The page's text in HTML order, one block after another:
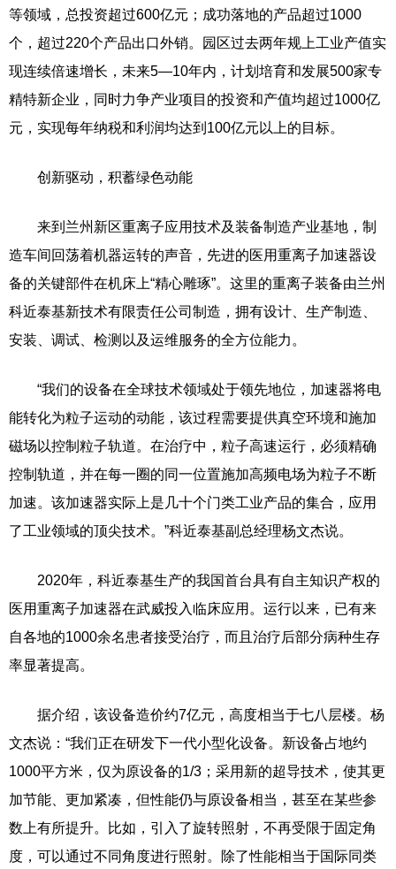
等领域，总投资超过600亿元；成功落地的产品超过1000
个，超过220个产品出口外销。园区过去两年规上工业产值实
现连续倍速增长，未来5—10年内，计划培育和发展500家专
精特新企业，同时力争产业项目的投资和产值均超过1000亿
元，实现每年纳税和利润均达到100亿元以上的目标。
创新驱动，积蓄绿色动能
来到兰州新区重离子应用技术及装备制造产业基地，制
造车间回荡着机器运转的声音，先进的医用重离子加速器设
备的关键部件在机床上“精心雕琢”。这里的重离子装备由兰州
科近泰基新技术有限责任公司制造，拥有设计、生产制造、
安装、调试、检测以及运维服务的全方位能力。
“我们的设备在全球技术领域处于领先地位，加速器将电
能转化为粒子运动的动能，该过程需要提供真空环境和施加
磁场以控制粒子轨道。在治疗中，粒子高速运行，必须精确
控制轨道，并在每一圈的同一位置施加高频电场为粒子不断
加速。该加速器实际上是几十个门类工业产品的集合，应用
了工业领域的顶尖技术。”科近泰基副总经理杨文杰说。
2020年，科近泰基生产的我国首台具有自主知识产权的
医用重离子加速器在武威投入临床应用。运行以来，已有来
自各地的1000余名患者接受治疗，而且治疗后部分病种生存
率显著提高。
据介绍，该设备造价约7亿元，高度相当于七八层楼。杨
文杰说：“我们正在研发下一代小型化设备。新设备占地约
1000平方米，仅为原设备的1/3；采用新的超导技术，使其更
加节能、更加紧凑，但性能仍与原设备相当，甚至在某些参
数上有所提升。比如，引入了旋转照射，不再受限于固定角
度，可以通过不同角度进行照射。除了性能相当于国际同类